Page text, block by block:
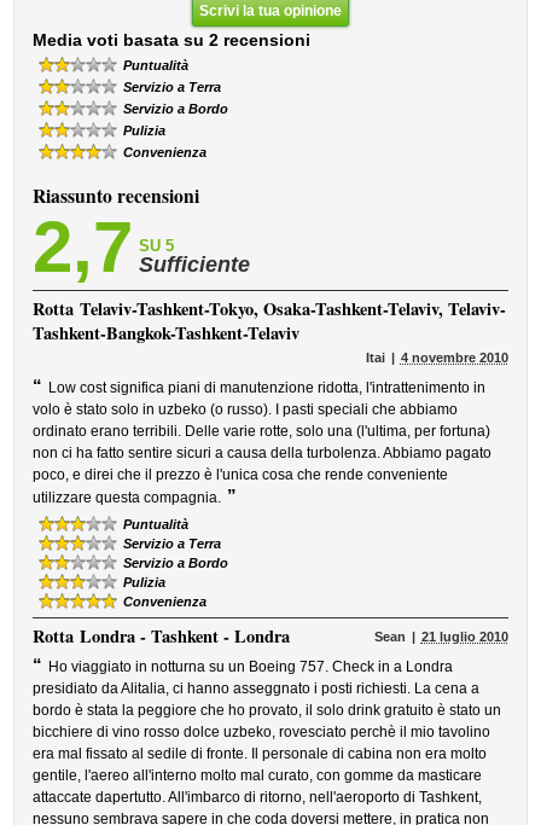
Scrivi la tua opinione
Media voti basata su 2 recensioni
Puntualità
Servizio a Terra
Servizio a Bordo
Pulizia
Convenienza
Riassunto recensioni
2,7 SU 5
Sufficiente
RottaTelaviv-Tashkent-Tokyo, Osaka-Tashkent-Telaviv, Telaviv-
Tashkent-Bangkok-Tashkent-Telaviv
Itai 4 novembre 2010
“ Low cost significa piani di manutenzione ridotta, l'intrattenimento in
volo è stato solo in uzbeko (o russo). I pasti speciali che abbiamo
ordinato erano terribili. Delle varie rotte, solo una (l'ultima, per fortuna)
non ci ha fatto sentire sicuri a causa della turbolenza. Abbiamo pagato
poco, e direi che il prezzo è l'unica cosa che rende conveniente
utilizzare questa compagnia. ”
Puntualità
Servizio a Terra
Servizio a Bordo
Pulizia
Convenienza
RottaLondra - Tashkent - Londra Sean 21 luglio 2010
“ Ho viaggiato in notturna su un Boeing 757. Check in a Londra
presidiato da Alitalia, ci hanno asseggnato i posti richiesti. La cena a
bordo è stata la peggiore che ho provato, il solo drink gratuito è stato un
bicchiere di vino rosso dolce uzbeko, rovesciato perchè il mio tavolino
era mal fissato al sedile di fronte. Il personale di cabina non era molto
gentile, l'aereo all'interno molto mal curato, con gomme da masticare
attaccate dapertutto. All'imbarco di ritorno, nell'aeroporto di Tashkent,
nessuno sembrava sapere in che coda doversi mettere, in pratica non